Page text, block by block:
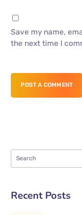
Save my name,
the next time I
POST A COMMENT
Recent Posts